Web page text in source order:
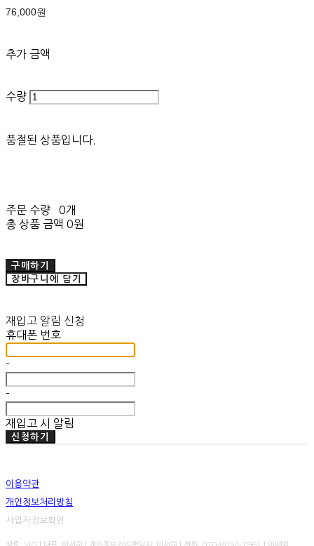
76,000원
추가 금액
수량
품절된 상품입니다.
주문 수량
0개
총 상품 금액 0원
구매하기
장바구니에 담기
재입고 알림 신청
휴대폰 번호
-
-
재입고 시 알림
신청하기
이용약관
개인정보처리방침
사업자정보확인